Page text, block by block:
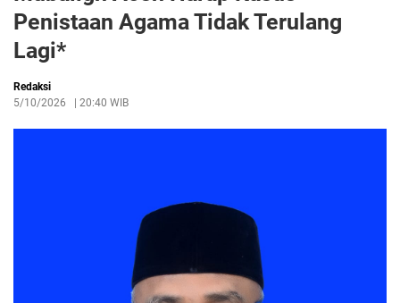
Penistaan Agama Tidak Terulang
Lagi*
Redaksi
5/10/2026
20:40 WIB